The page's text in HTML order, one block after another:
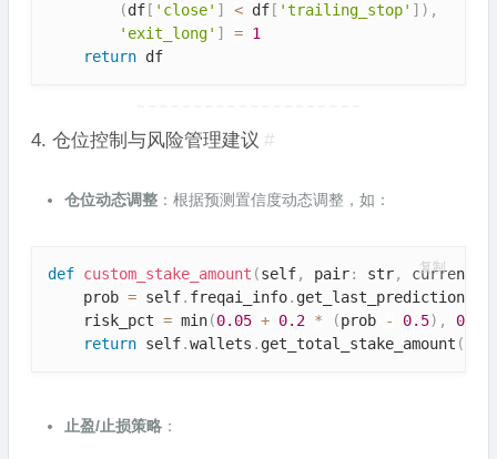
(df [ 'close' ] < df [ 'trailing_stop' ] ) ,
'exit_long' ] = 1
return df
4. 仓位控制与风险管理建议 #
仓位动态调整 ：根据预测置信度动态调整，如：
def custom_stake_amount (self, pair: str,
    prob
= self. freqai_info. get_last_prediction
    risk_pct
= min(0.05 + 0.2 * (prob - 0.5) , 0.25
return self.wallets . get_total_stake_amount (
复制
止盈/止损策略 ：